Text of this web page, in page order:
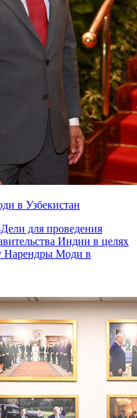
в Узбекистан
для проведения
Индии в целях
Нарендры Моди в